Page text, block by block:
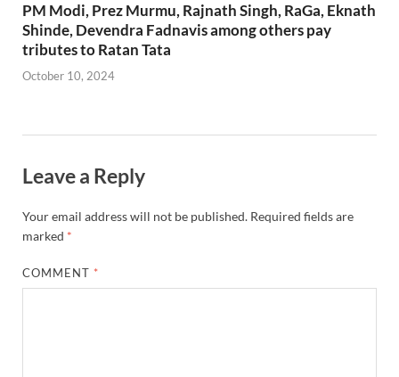
PM Modi, Prez Murmu, Rajnath Singh, RaGa, Eknath
Shinde, Devendra Fadnavis among others pay
tributes to Ratan Tata
October 10, 2024
Leave a Reply
Your email address will not be published. Required fields are
marked *
COMMENT *